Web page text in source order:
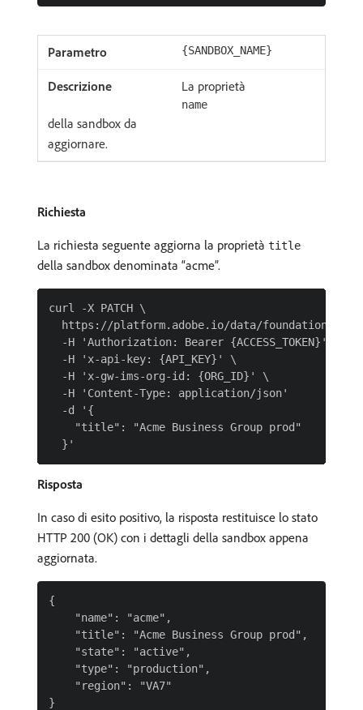
{SANDBOX_NAME}
La proprietà
name
della sandbox da
aggiornare.
Richiesta
La richiesta seguente aggiorna la proprietà title
della sandbox denominata “acme”.
curl -X PATCH \
https://platform.adobe.io/data/foundation/
  -H 'Authorization: Bearer {ACCESS_TOKEN}' \
  -H 'x-api-key: {API_KEY}' \
  -H 'x-gw-ims-org-id: {ORG_ID}' \
  -H 'Content-Type: application/json'
  -d '{
    "title": "Acme Business Group prod"
Risposta
In caso di esito positivo, la risposta restituisce lo stato
HTTP 200 (OK) con i dettagli della sandbox appena
aggiornata.
{
    "name": "acme",
    "title": "Acme Business Group prod",
    "state": "active",
    "type": "production",
    "region": "VA7"